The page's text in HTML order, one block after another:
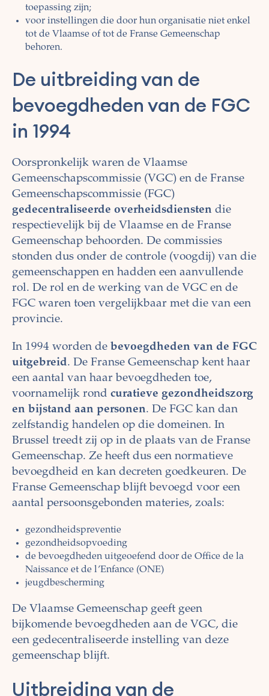
toepassing zijn;
voor instellingen die door hun organisatie niet enkel
tot de Vlaamse of tot de Franse Gemeenschap
behoren.
De uitbreiding van de
bevoegdheden van de FGC
in 1994
Oorspronkelijk waren de Vlaamse
Gemeenschapscommissie (VGC) en de Franse
Gemeenschapscommissie (FGC)
gedecentraliseerde overheidsdiensten die
respectievelijk bij de Vlaamse en de Franse
Gemeenschap behoorden. De commissies
stonden dus onder de controle (voogdij) van die
gemeenschappen en hadden een aanvullende
rol. De rol en de werking van de VGC en de
FGC waren toen vergelijkbaar met die van een
provincie.
In 1994 worden de bevoegdheden van de FGC
uitgebreid. De Franse Gemeenschap kent haar
een aantal van haar bevoegdheden toe,
voornamelijk rond curatieve gezondheidszorg
en bijstand aan personen. De FGC kan dan
zelfstandig handelen op die domeinen. In
Brussel treedt zij op in de plaats van de Franse
Gemeenschap. Ze heeft dus een normatieve
bevoegdheid en kan decreten goedkeuren. De
Franse Gemeenschap blijft bevoegd voor een
aantal persoonsgebonden materies, zoals:
gezondheidspreventie
gezondheidsopvoeding
de bevoegdheden uitgeoefend door de Office de la
Naissance et de l’Enfance (ONE)
jeugdbescherming
De Vlaamse Gemeenschap geeft geen
bijkomende bevoegdheden aan de VGC, die
een gedecentraliseerde instelling van deze
gemeenschap blijft.
Uitbreiding van de